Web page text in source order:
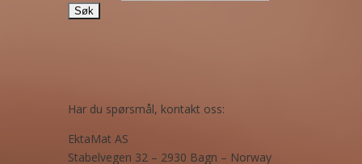
Har du spørsmål, kontakt oss:
EktaMat AS
Stabelvegen 32 – 2930 Bagn – Norway